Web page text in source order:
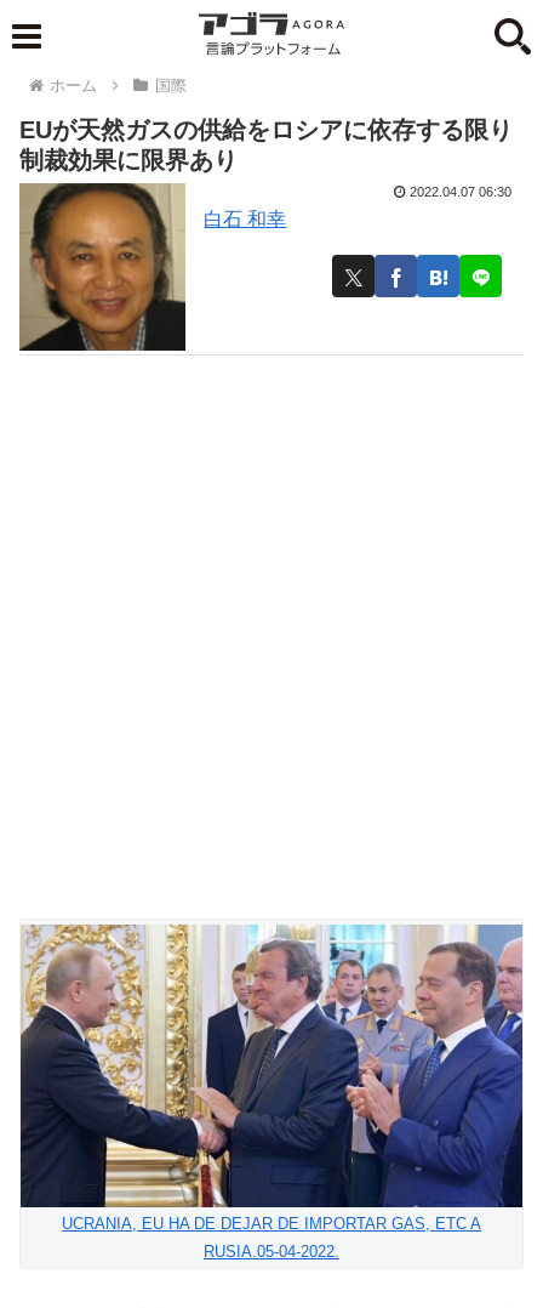
ホーム 国際
EUが天然ガスの供給をロシアに依存する限り
制裁効果に限界あり
白石 和幸
2022.04.07 06:30
UCRANIA, EU HA DE DEJAR DE IMPORTAR GAS, ETC A
RUSIA.05-04-2022.